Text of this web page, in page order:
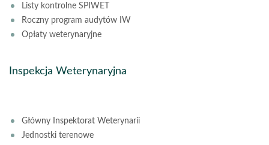
Listy kontrolne SPIWET
Roczny program audytów IW
Opłaty weterynaryjne
Inspekcja Weterynaryjna
Główny Inspektorat Weterynarii
Jednostki terenowe